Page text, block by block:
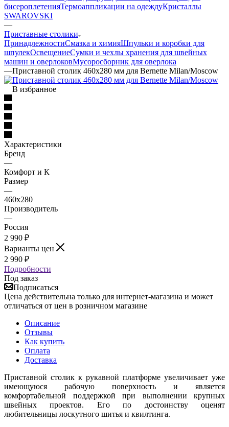
бисероплетенияТермоаппликации на одеждуКристаллы
SWAROVSKI
—
Приставные столики
ПринадлежностиСмазка и химияШпульки и коробки для
шпулекОсвещениеСумки и чехлы хранения для швейных
машин и оверлоковМусоросборник для оверлока
—Приставной столик 460х280 мм для Bernette Milan/Moscow
В избранное
Характеристики
Бренд
—
Комфорт и К
Размер
—
460х280
Производитель
—
Россия
2 990 ₽
Варианты цен
2 990 ₽
Подробности
Под заказ
Подписаться
Цена действительна только для интернет-магазина и может
отличаться от цен в розничном магазине
Описание
Отзывы
Как купить
Оплата
Доставка
Приставной столик к рукавной платформе увеличивает уже
имеющуюся рабочую поверхность и является
комфортабельной поддержкой при выполнении крупных
швейных проектов. Его по достоинству оценят
любительницы лоскутного шитья и квилтинга.